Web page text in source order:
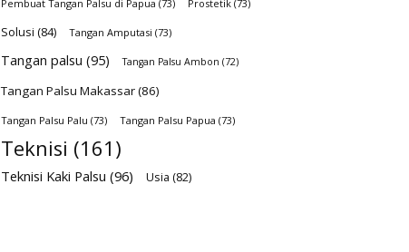
Pembuat Tangan Palsu di Papua (73) Prostetik (73)
Solusi (84) Tangan Amputasi (73)
Tangan palsu (95) Tangan Palsu Ambon (72)
Tangan Palsu Makassar(86)
Tangan Palsu Palu (73) Tangan Palsu Papua (73)
Teknisi (161)
Teknisi Kaki Palsu (96) Usia (82)